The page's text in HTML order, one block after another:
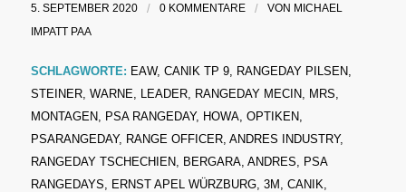
5. SEPTEMBER 2020 / 0 KOMMENTARE / VON MICHAEL
IMPATT PAA
SCHLAGWORTE: EAW, CANIK TP 9, RANGEDAY PILSEN,
STEINER, WARNE LEADER, RANGEDAY MECIN, MRS
MONTAGEN, PSA RANGEDAY, HOWA, OPTIKEN,
PSARANGEDAY, RANGE OFFICER, ANDRES INDUSTRY,
RANGEDAY TSCHECHIEN, BERGARA, ANDRES
PSA
RANGEDAYS
ERNST APEL WÜRZBURG, 3M CANIK